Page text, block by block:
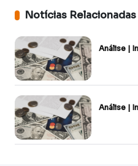
Notícias Relacionadas
Análise |
Análise |